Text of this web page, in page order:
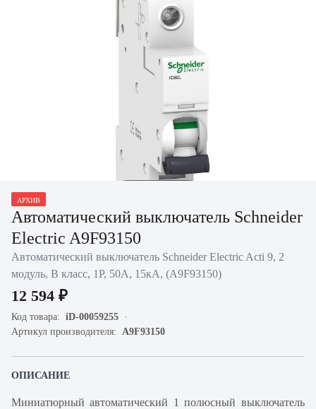
АРХИВ
Автоматический выключатель Schneider
Electric A9F93150
Автоматический выключатель Schneider Electric Acti 9, 2
модуль, B класс, 1P, 50А, 15кА, (A9F93150)
12 594 ₽
Код товара: iD-00059255
Артикул производителя: A9F93150
ОПИСАНИЕ
Миниатюрный автоматический 1 полюсный выключатель